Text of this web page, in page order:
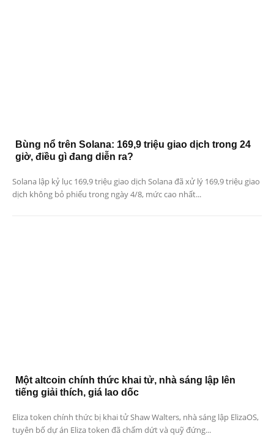
Bùng nổ trên Solana: 169,9 triệu giao dịch trong 24
giờ, điều gì đang diễn ra?
Solana lập kỷ lục 169,9 triệu giao dịch Solana đã xử lý 169,9 triệu giao
dịch không bỏ phiếu trong ngày 4/8, mức cao nhất...
Một altcoin chính thức khai tử, nhà sáng lập lên
tiếng giải thích, giá lao dốc
Eliza token chính thức bị khai tử Shaw Walters, nhà sáng lập ElizaOS,
tuyên bố dự án Eliza token đã chấm dứt và quỹ đứng...